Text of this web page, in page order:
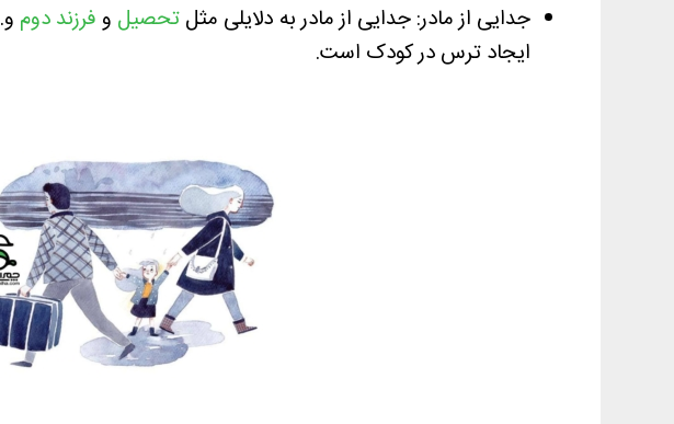
جدایی از مادر: جدایی از مادر به دلایلی مثلتحصیل وفرزند دوم
ایجاد ترس در کودک است.